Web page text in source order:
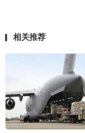
相关推荐